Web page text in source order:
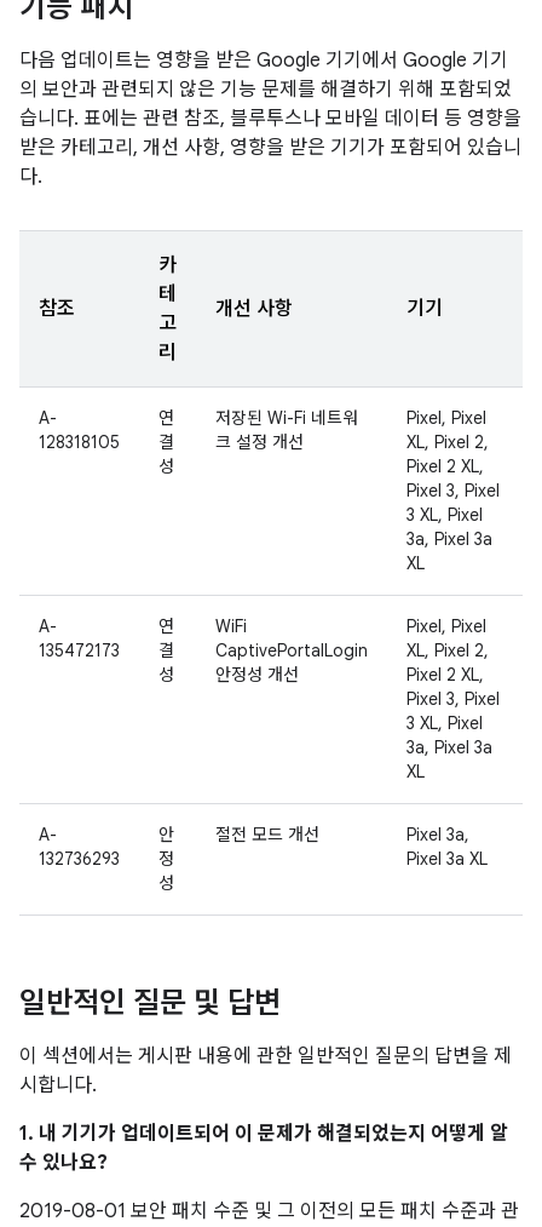
기능 패치
다음 업데이트는 영향을 받은 Google 기기에서 Google 기기
의 보안과 관련되지 않은 기능 문제를 해결하기 위해 포함되었
습니다. 표에는 관련 참조, 블루투스나 모바일 데이터 등 영향을
받은 카테고리, 개선 사항, 영향을 받은 기기가 포함되어 있습니
다.
참조
카
테
고
리
개선 사항 기기
A-
128318105
연
결
성
저장된 Wi-Fi 네트워
크 설정 개선
Pixel, Pixel
XL, Pixel 2,
Pixel 2 XL,
Pixel 3, Pixel
3 XL, Pixel
3a, Pixel 3a
XL
A-
135472173
연
결
성
WiFi
CaptivePortalLogin
안정성 개선
Pixel, Pixel
XL, Pixel 2,
Pixel 2 XL,
Pixel 3, Pixel
3 XL, Pixel
3a, Pixel 3a
XL
A-
132736293
안
정
성
절전 모드 개선
Pixel 3a,
Pixel 3a XL
일반적인 질문 및 답변
이 섹션에서는 게시판 내용에 관한 일반적인 질문의 답변을 제
시합니다.
1. 내 기기가 업데이트되어 이 문제가 해결되었는지 어떻게 알
수 있나요?
2019-08-01 보안 패치 수준 및 그 이전의 모든 패치 수준과 관